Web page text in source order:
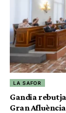
LA SAFOR
Gandia
Gran